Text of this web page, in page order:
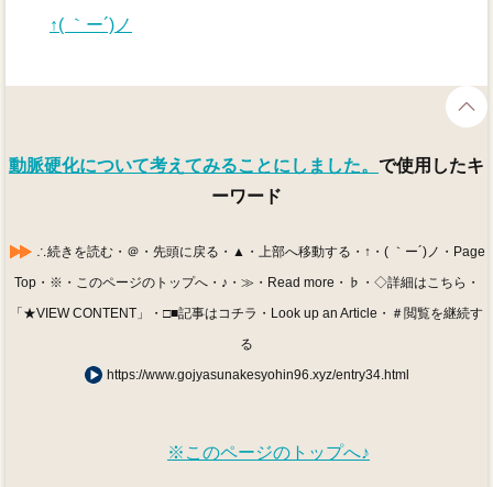
↑( ｀ー´)ノ
動脈硬化について考えてみることにしました。 で使用したキ
ーワード
∴続きを読む・＠・先頭に戻る・▲・上部へ移動する・↑・( ｀ー´)ノ・Page
Top・※・このページのトップへ・♪・≫・Read more・♭・◇詳細はこちら・
「★VIEW CONTENT」・□■記事はコチラ・Look up an Article・＃閲覧を継続す
る
https://www.gojyasunakesyohin96.xyz/entry34.html
※このページのトップへ♪